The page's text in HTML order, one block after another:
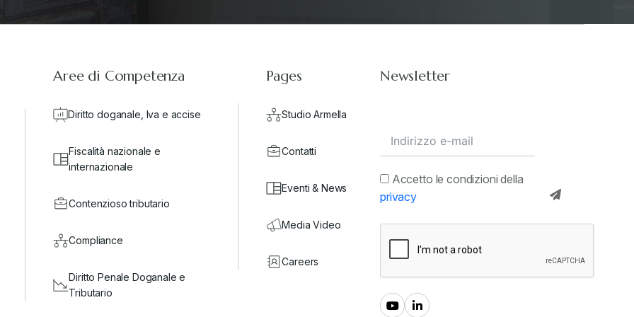
Aree di Competenza
Diritto doganale, Iva e accise
Fiscalità nazionale e
internazionale
Contenzioso tributario
Compliance
Diritto Penale Doganale e
Tributario
Pages
Studio Armella
Contatti
Eventi & News
Media Video
Careers
Newsletter
Accetto le condizioni della
privacy